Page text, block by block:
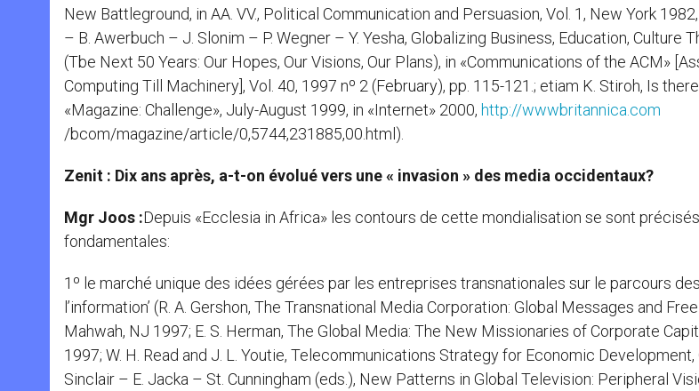
New Battleground, in AA. VV., Political Communication and Persuasion, Vol. 1, New York
– B. Awerbuch – J. Slonim – P. Wegner – Y. Yesha, Globalizing Business, Education, Culture
(Tbe Next 50 Years: Our Hopes, Our Visions, Our Plans), in «Communications of the ACM»
Computing Till Machinery], Vol. 40, 1997 nº 2 (February), pp. 115-121.; etiam K. Stiroh, Is
«Magazine: Challenge», July-August 1999, in «Internet» 2000, http://wwwbritannica.com
/bcom/magazine/article/0,5744,231885,00.html).
Zenit : Dix ans après, a-t-on évolué vers une « invasion » des media occidentaux?
Mgr Joos :Depuis «Ecclesia in Africa» les contours de cette mondialisation se sont
fondamentales:
1º le marché unique des idées gérées par les entreprises transnationales sur le parcours
l’information’ (R. A. Gershon, The Transnational Media Corporation: Global Messages and
Mahwah, NJ 1997; E. S. Herman, The Global Media: The New Missionaries of Corporate
1997; W. H. Read and J. L. Youtie, Telecommunications Strategy for Economic Development,
Sinclair – E. Jacka – St. Cunningham (eds.), New Patterns in Global Television: Peripheral